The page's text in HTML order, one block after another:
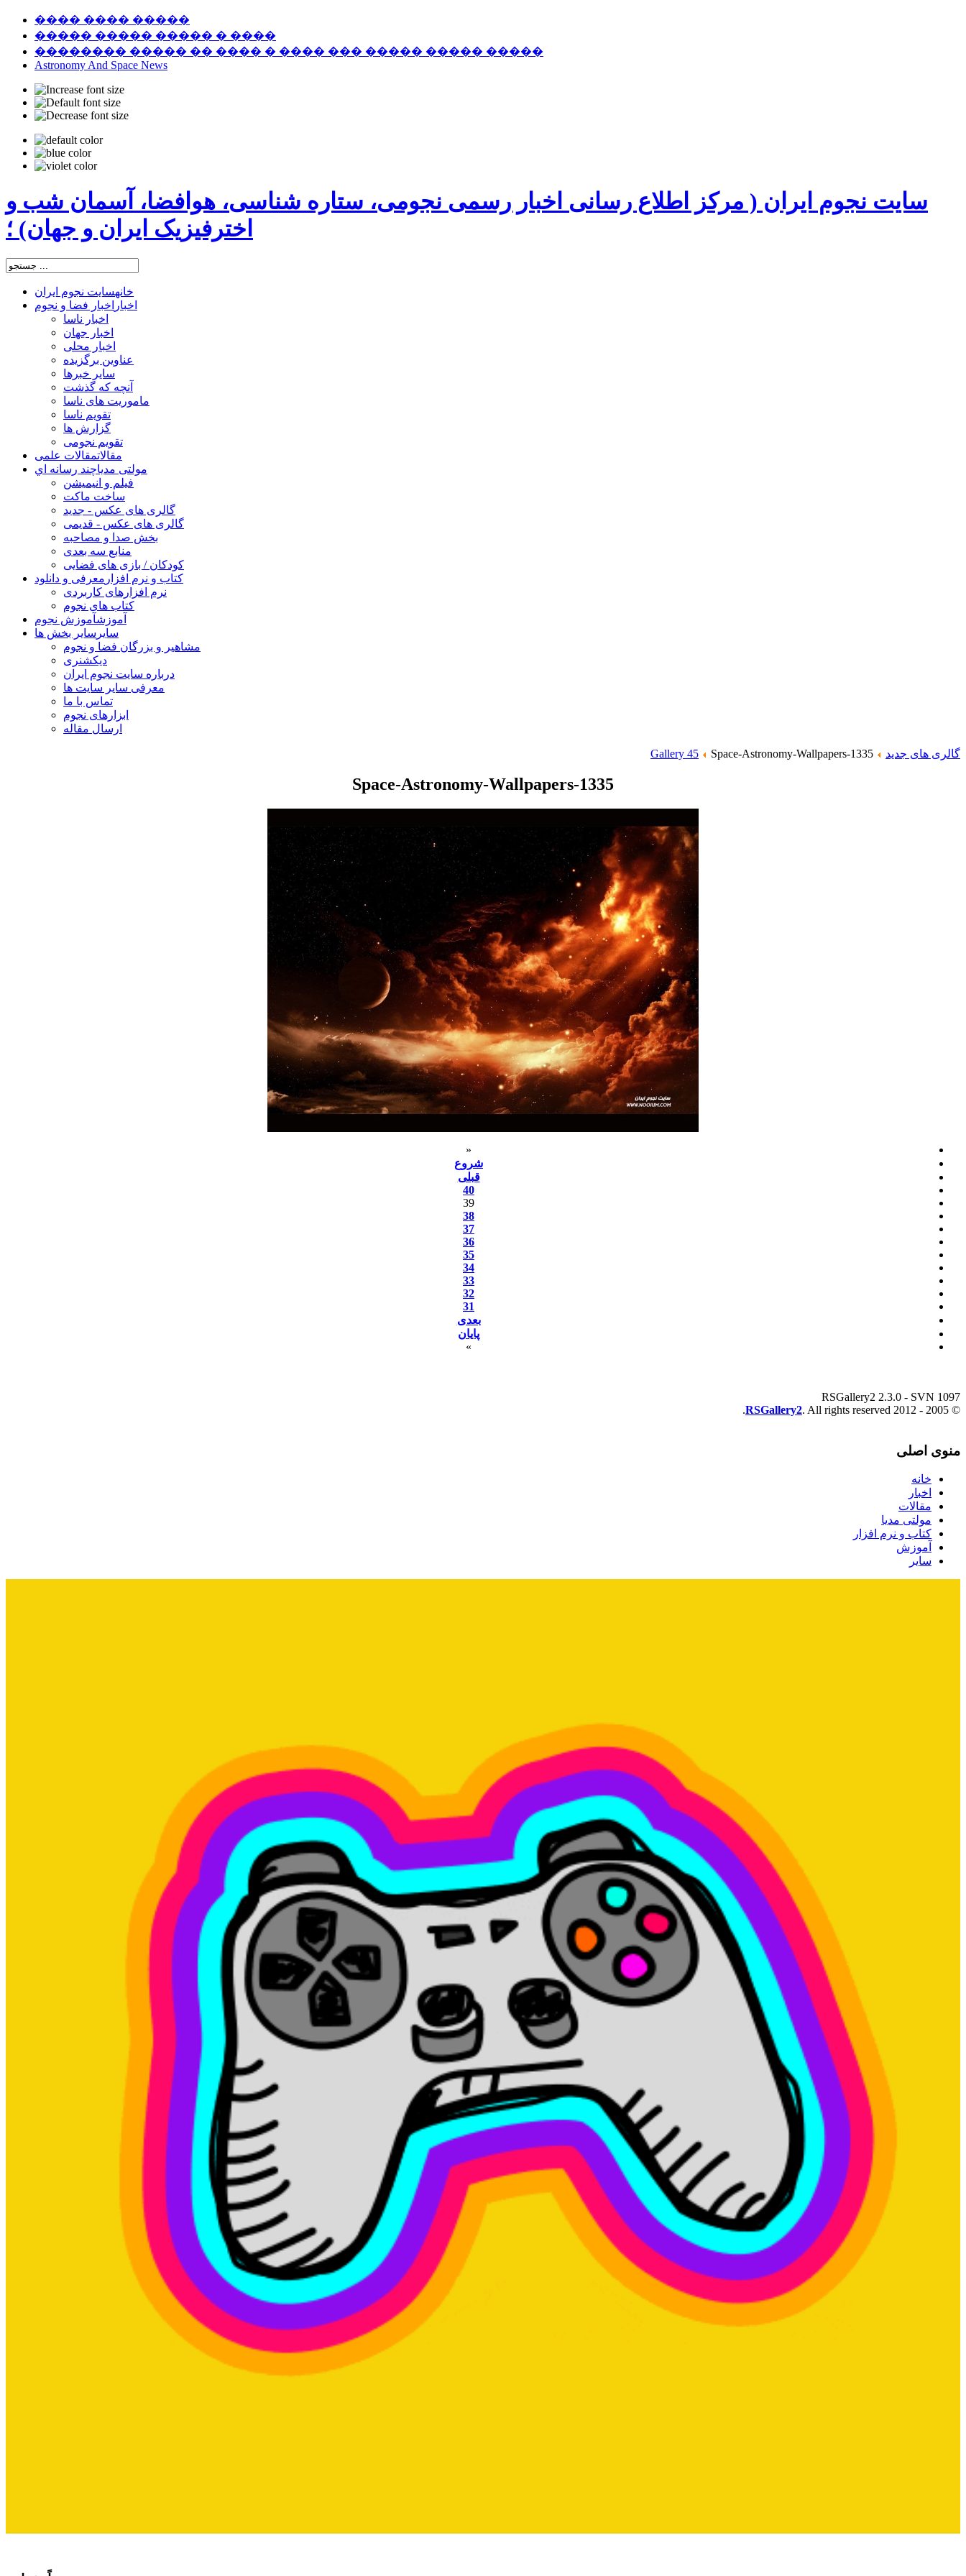
���� ���� �����
����� ����� ����� � ����
�������� ����� �� ���� � ���� ��� ����� ����� �����
Astronomy And Space News
سایت نجوم ایران ( مرکز اطلاع رسانی اخبار رسمی نجومی، ستاره شناسی، هوافضا، آسمان شب و
اخترفیزیک ایران و جهان) ؛
خانهسایت نجوم ایران
اخبار اخبار فضا و نجوم
اخبار ناسا
اخبار جهان
اخبار محلی
عناوین برگزیده
سایر خبرها
آنچه که گذشت
ماموریت های ناسا
تقویم ناسا
گزارش ها
تقویم نجومی
مقالاتمقالات علمی
مولتی مدیاچند رسانه اي
فیلم و انیمیشن
ساخت ماکت
گالری های عکس - جدید
گالری های عکس - قدیمی
بخش صدا و مصاحبه
منابع سه بعدی
کودکان / بازی های فضایی
کتاب و نرم افزار معرفی و دانلود
نرم افزارهای کاربردی
کتاب های نجوم
آموزشآموزش نجوم
سایر سایر بخش ها
مشاهیر و بزرگان فضا و نجوم
دیکشنری
درباره سایت نجوم ایران
معرفی سایر سایت ها
تماس با ما
ابزارهای نجوم
ارسال مقاله
گالری های جدید Gallery 45 Space-Astronomy-Wallpapers-1335
Space-Astronomy-Wallpapers-1335
«
شروع
قبلی
40
39
38
37
36
35
34
33
32
31
بعدی
پایان
»
RSGallery2 2.3.0 - SVN 1097
© 2005 - 2012
RSGallery2. All rights reserved.
منوی اصلی
خانه
اخبار
مقالات
مولتی مدیا
کتاب و نرم افزار
آموزش
سایر